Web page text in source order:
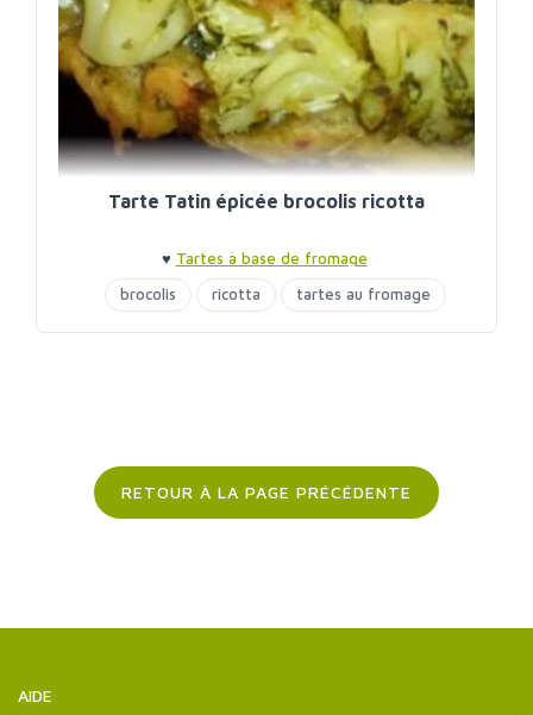
Tarte Tatin épicée brocolis ricotta
♥ Tartes à base de fromage
brocolis
ricotta tartes au fromage
RETOUR À LA PAGE PRÉCÉDENTE
AIDE